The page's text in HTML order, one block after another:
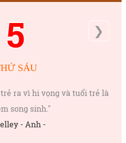
5 ❯
SÁU
ra vì hi vọng và tuổi trẻ là
song sinh."
- Anh -